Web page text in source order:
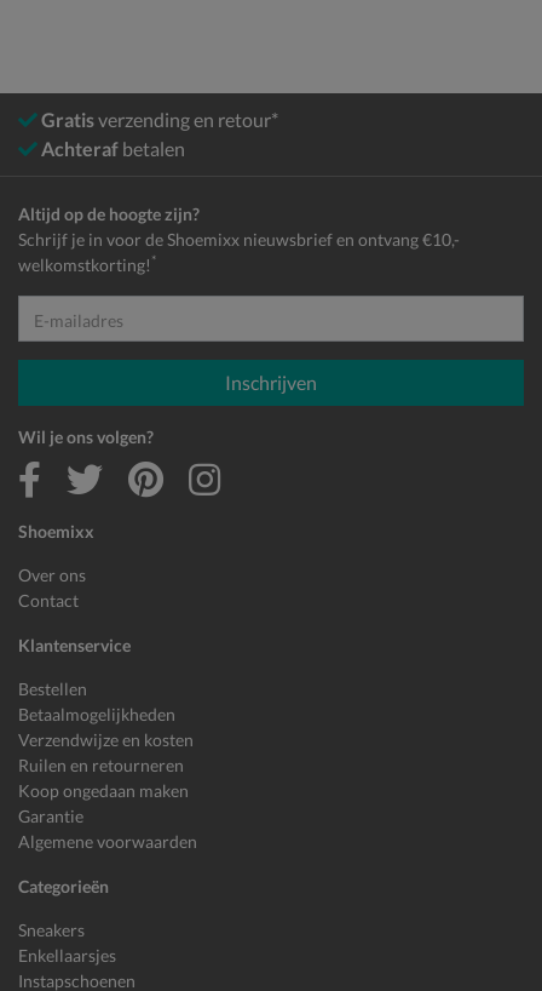
Gratisverzending en retour*
Achteraf betalen
Shoemixx
Over ons
Contact
Klantenservice
Bestellen
Betaalmogelijkheden
Verzendwijze en kosten
Ruilen en retourneren
Koop ongedaan maken
Garantie
Algemene voorwaarden
Categorieën
Sneakers
Enkellaarsjes
Instapschoenen
Altijd op de hoogte zijn?
Schrijf je in voor de Shoemixx nieuwsbrief en ontvang €10,-
welkomstkorting! *
E-mailadres
Inschrijven
Wil je ons volgen?